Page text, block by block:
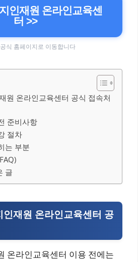
인재원 온라인교육센
터 >>
식 홈페이지로 이동합니다
원 온라인교육센터 공식 접속처
준비사항
절차
는 부분
글
재원 온라인교육센터 공
온라인교육센터 이용 전에는